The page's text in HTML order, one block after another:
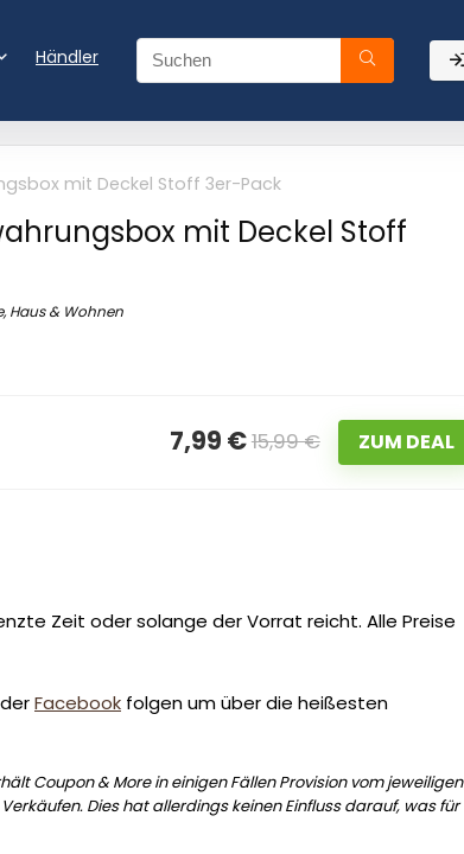
Händler
mit Deckel Stoff 3er-Pack
mit Deckel Stoff
Haus & Wohnen
7,99 €15,99 € ZUM DEAL
Zeit oder solange der Vorrat reicht. Alle Preise
Facebook folgen um über die heißesten
Coupon & More in einigen Fällen Provision vom jeweiligen
Dies hat allerdings keinen Einfluss darauf, was für